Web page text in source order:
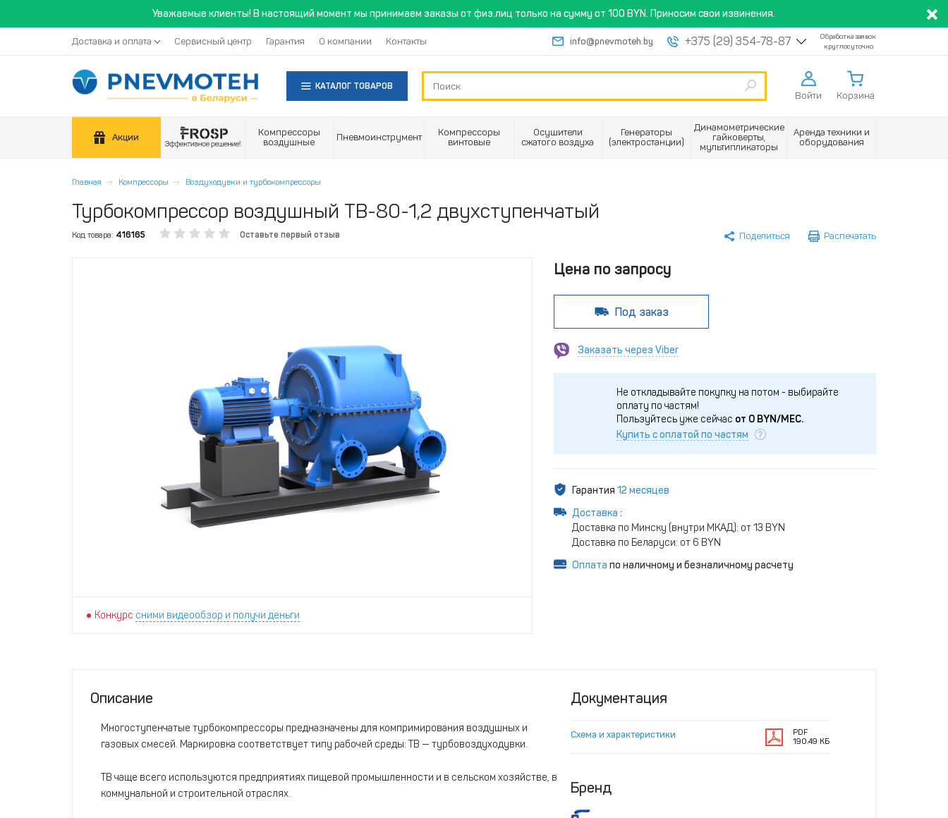
Уважаемые клиенты! В настоящий момент мы принимаем заказы от физ.лиц только на сумму от 100 BYN. Приносим свои извинения.
Доставка и оплата Сервисный центр Гарантия О компании Контакты info@pnevmoteh.by +375 (29) 354-78-87
Обработка заявок
круглосуточно
КАТАЛОГ ТОВАРОВ
Войти Корзина
Акции
Компрессоры
воздушные
Пневмоинструмент
Компрессоры
винтовые
Осушители
сжатого воздуха
Генераторы
(электростанции)
Динамометрические
гайковерты,
мультипликаторы
Аренда техники и
оборудования
Главная Компрессоры Воздуходувки и турбокомпрессоры
Турбокомпрессор воздушный ТВ-80-1,2 двухступенчатый
Код товара: 416165 Оставьте первый отзыв Поделиться Распечатать
Конкурс сними видеообзор и получи деньги
Цена по запросу
Под заказ
Заказать через Viber
Не откладывайте покупку на потом - выбирайте
оплату по частям!
Пользуйтесь уже сейчас от 0BYN/МЕС.
Купить с оплатой по частям
Гарантия 12 месяцев
Доставка :
Доставка по Минску (внутри МКАД): от 13 BYN
Доставка по Беларуси: от 6 BYN
Оплата по наличному и безналичному расчету
Описание
Многоступенчатые турбокомпрессоры предназначены для компримирования воздушных и
газовых смесей. Маркировка соответствует типу рабочей среды: ТВ — турбовоздуходувки.
ТВ чаще всего используются предприятиях пищевой промышленности и в сельском хозяйстве, в
коммунальной и строительной отраслях.
Документация
Схема и характеристики
PDF
190.49 КБ
Бренд